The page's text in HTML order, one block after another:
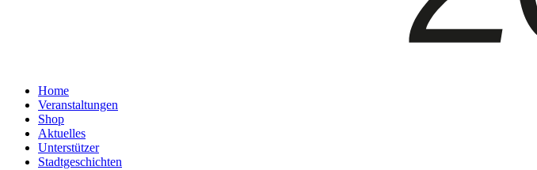
Home
Veranstaltungen
Shop
Aktuelles
Unterstützer
Stadtgeschichten